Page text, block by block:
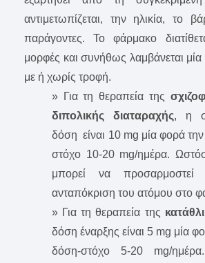
αντιμετωπίζεται, την ηλικία, το
παράγοντες. Το φάρμακο
μορφές και συνήθως λαμβάνεται
με ή χωρίς τροφή.
» Για τη θεραπεία της
διπολικής διαταραχής, η
δόση είναι 10 mg μία φορά
στόχο 10-20 mg/ημέρα.
μπορεί να
ανταπόκριση του ατόμου στο
» Για τη θεραπεία της
δόση έναρξης είναι 5 mg μία
δόση-στόχο 5-20 mg/